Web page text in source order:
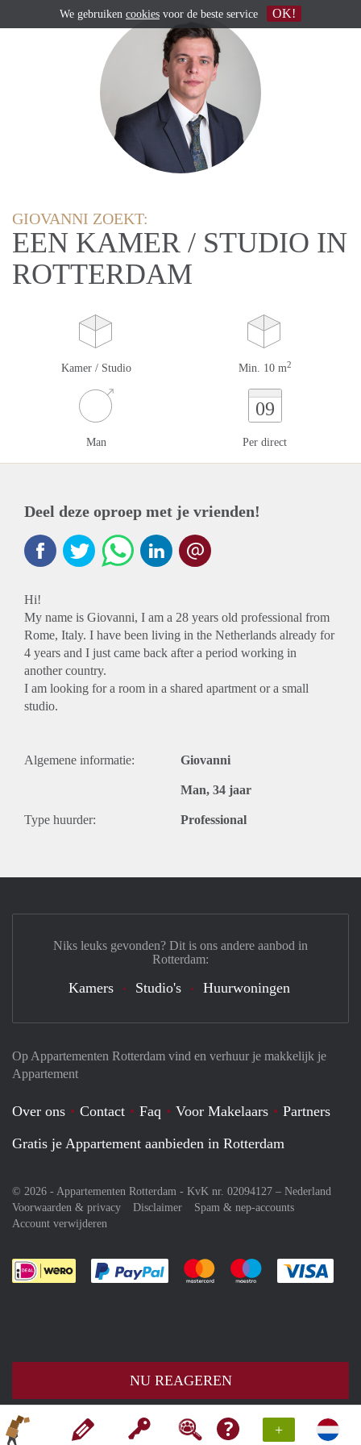
+
GIOVANNI ZOEKT:
EEN KAMER / STUDIO IN
ROTTERDAM
Kamer / Studio Min. 10 m2
Man
09
Per direct
Deel deze oproep met je vrienden!
Hi!
My name is Giovanni, I am a 28 years old professional from
Rome, Italy. I have been living in the Netherlands already for
4 years and I just came back after a period working in
another country.
I am looking for a room in a shared apartment or a small
studio.
Algemene informatie: Giovanni
Man, 34 jaar
Type huurder: Professional
NU REAGEREN
Op Appartementen Rotterdam vind en verhuur je makkelijk je
Appartement
Over ons Contact Faq Voor Makelaars
Partners
Gratis je Appartement aanbieden in Rotterdam
© 2026 - Appartementen Rotterdam - KvK nr. 02094127 – Nederland
Voorwaarden & privacy
Disclaimer
Spam & nep-accounts
Account verwijderen
Je rekent gemakkelijk af met Paypal
Je rekent gemakkelijk af met
Je rekent
Niks leuks gevonden? Dit is ons andere aanbod in
Rotterdam:
Kamers Studio's Huurwoningen
We gebruiken cookies voor de beste service OK!